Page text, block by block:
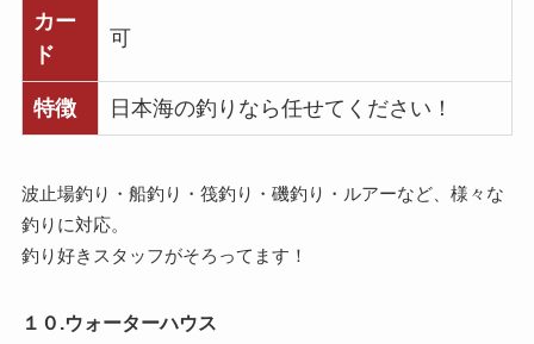
カー
ド
可
特徴 日本海の釣りなら任せてください！
波止場釣り・船釣り・筏釣り・磯釣り・ルアーなど、様々な
釣りに対応。
釣り好きスタッフがそろってます！
１０.ウォーターハウス